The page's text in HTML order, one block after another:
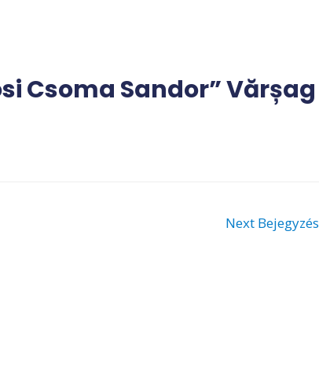
Csoma Sandor” Vărșag
Next Bejegyzés